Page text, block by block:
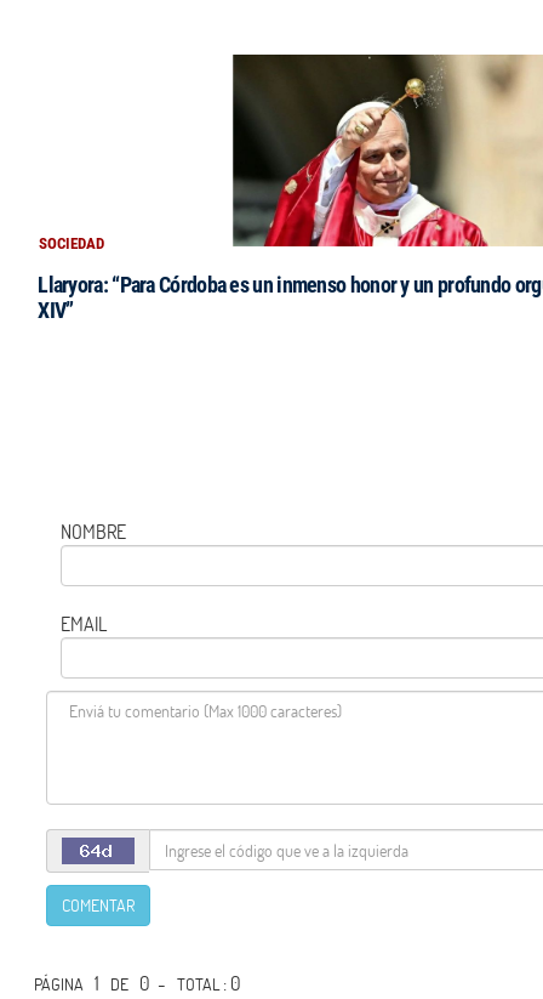
SOCIEDAD
Llaryora: “Para Córdoba es un inmenso honor y un profundo
XIV”
NOMBRE
EMAIL
COMENTAR
PÁGINA 1 DE 0 -TOTAL: 0